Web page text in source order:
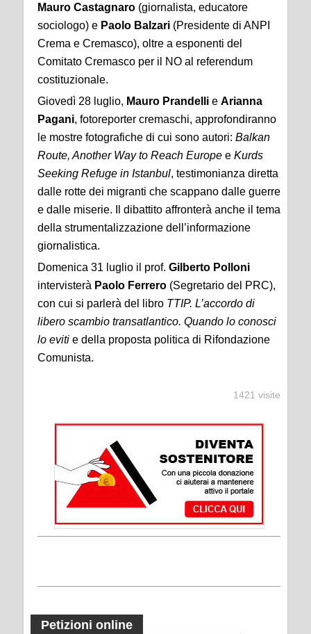
Mauro Castagnaro (giornalista, educatore
sociologo) e Paolo Balzari (Presidente di ANPI
Crema e Cremasco), oltre a esponenti del
Comitato Cremasco per il NO al referendum
costituzionale.
Giovedì 28 luglio, Mauro Prandelli e Arianna
Pagani, fotoreporter cremaschi, approfondiranno
le mostre fotografiche di cui sono autori: Balkan
Route, Another Way to Reach Europe e Kurds
Seeking Refuge in Istanbul, testimonianza diretta
dalle rotte dei migranti che scappano dalle guerre
e dalle miserie. Il dibattito affronterà anche il tema
della strumentalizzazione dell’informazione
giornalistica.
Domenica 31 luglio il prof. Gilberto Polloni
intervisterà Paolo Ferrero (Segretario del PRC),
con cui si parlerà del libro TTIP. L’accordo di
libero scambio transatlantico. Quando lo conosci
lo eviti e della proposta politica di Rifondazione
Comunista.
1421 visite
Petizioni online